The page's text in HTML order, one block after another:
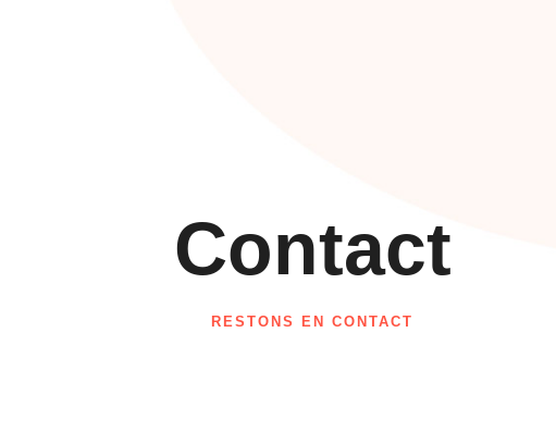
Contact
RESTONS EN CONTACT